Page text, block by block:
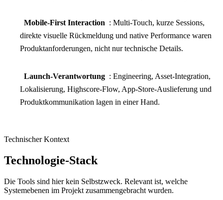
Mobile-First Interaction : Multi-Touch, kurze Sessions,
direkte visuelle Rückmeldung und native Performance waren
Produktanforderungen, nicht nur technische Details.
Launch-Verantwortung : Engineering, Asset-Integration,
Lokalisierung, Highscore-Flow, App-Store-Auslieferung und
Produktkommunikation lagen in einer Hand.
Technischer Kontext
Technologie-Stack
Die Tools sind hier kein Selbstzweck. Relevant ist, welche
Systemebenen im Projekt zusammengebracht wurden.